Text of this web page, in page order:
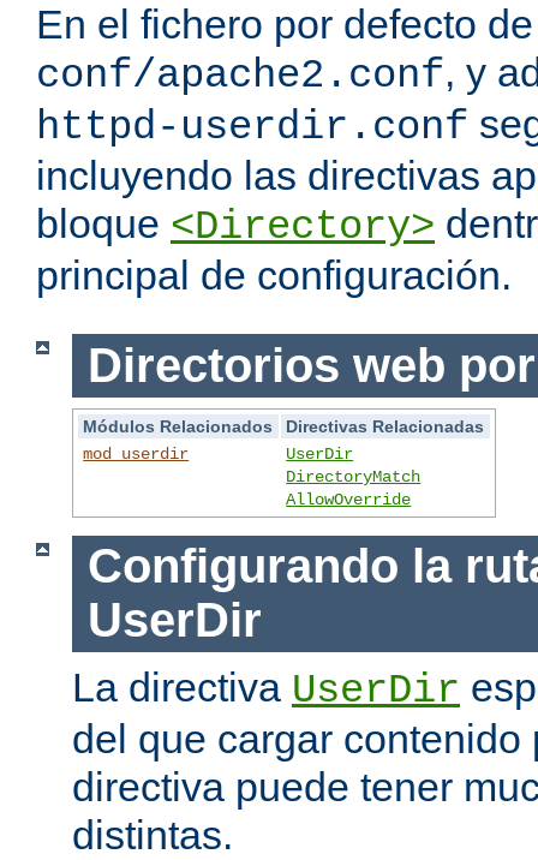
En el fichero por defecto
conf/apache2.conf, y
httpd-userdir.conf
incluyendo las directivas
bloque <Directory>
principal de configuración.
Directorios web
Módulos Relacionados
Directivas Relacionadas
mod_userdir
UserDir
DirectoryMatch
AllowOverride
Configurando la
UserDir
La directiva UserDir
del que cargar contenido
directiva puede tener
distintas.